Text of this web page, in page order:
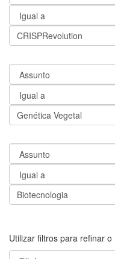
Utilizar filtros para refinar